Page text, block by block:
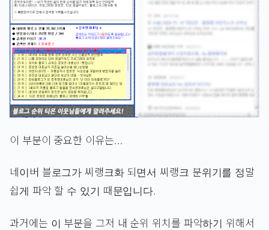
이 부분이 중요한 이유는…
네이버 블로그가 씨랭크화 되면서 씨랭크 분위기를 정말
쉽게 파악 할 수 있기 때문입니다.
과거에는 이 부분을 그저 내 순위 위치를 파악하기 위해서